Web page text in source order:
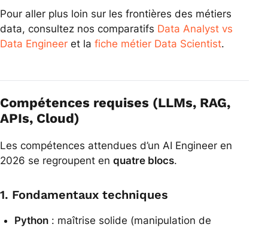
Pour aller plus loin sur les frontières des métiers
data, consultez nos comparatifs Data Analyst vs
Data Engineer et la fiche métier Data Scientist.
Compétences requises (LLMs, RAG,
APIs, Cloud)
Les compétences attendues d’un AI Engineer en
2026 se regroupent en quatre blocs.
1. Fondamentaux techniques
Python : maîtrise solide (manipulation de